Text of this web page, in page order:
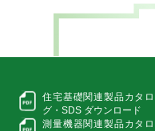
住宅基礎関連製品カタロ
グ・SDS ダウンロード
測量機器関連製品カタロ